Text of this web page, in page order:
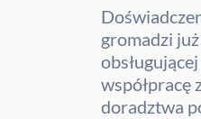
gromadzi
współpracę
doradztwa